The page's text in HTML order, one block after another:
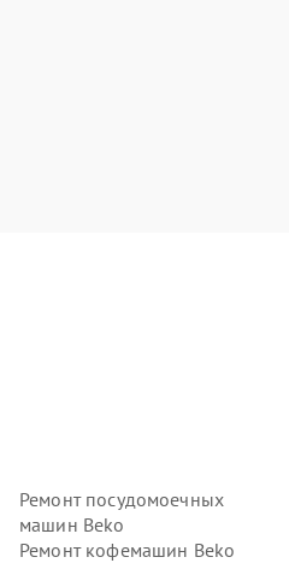
Ремонт посудомоечных
машин Beko
Ремонт кофемашин Beko